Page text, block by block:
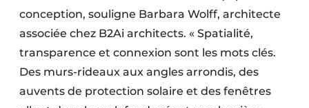
conception, souligne Barbara Wolff, architecte
associée chez B2Ai architects. « Spatialité,
transparence et connexion sont les mots clés.
Des murs-rideaux aux angles arrondis, des
auvents de protection solaire et des fenêtres